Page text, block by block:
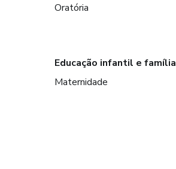
Oratória
Educação infantil e família
Maternidade